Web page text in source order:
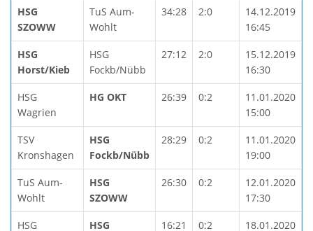
HSG
SZOWW
TuS Aum-
Wohlt
34:28 2:0
14.12.2019
16:45
HSG
Horst/Kieb
HSG
Fockb/Nübb
27:12 2:0
15.12.2019
16:30
HSG
Wagrien
HG OKT 26:39 0:2
11.01.2020
15:00
TSV
Kronshagen
HSG
Fockb/Nübb
28:29 0:2
11.01.2020
19:00
TuS Aum-
Wohlt
HSG
SZOWW
26:30 0:2
12.01.2020
17:30
HSG HSG 16:21 0:2 18.01.2020